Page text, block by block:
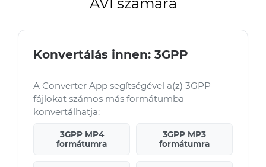
Konvertálás innen: 3GPP
A Converter App segítségével a(z) 3GPP
fájlokat számos más formátumba
konvertálhatja:
3GPP MP4
formátumra
3GPP MP3
formátumra